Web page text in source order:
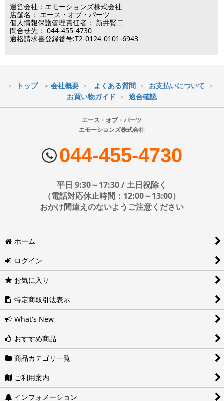
※最短到着をご希望の場合、時間指定不可の地域があります。
※配送業者の状況により荷物に遅延が生じる場合もございますので
ヤマト運輸・佐川急便・日本郵便・西濃運輸を使用しております。
配送会社はお選びいただけません。
時間指定は下記の通りです。
日時指定は4日後以降の指定となります。それ以前の日時指定をご希
望の場合は備考欄に記入をお願いします。
■地域ごとの最短配達日時について
い。
ヤマト運輸サービスレベル一覧表(PDF)
西濃運輸サービスレベル一覧表(PDF)
営業時間：09:30～17:30
（電話対応休止時間：12:00～13:00）
土日祝日は出荷業務のみ行います。
土日祝日は電話・メールのお問い合わせ返信は
運営会社：エモーションズ株式会社
店舗名： エース・オブ・パーツ
個人情報保護管理責任者： 新井賢二
問合せ先： 044-455-4730
適格請求書登録番号:T2-0124-0101-6943
トップ 会社概要 よくある質問
お支払いについて
お買い物ガイド
適合確認
エース・オブ・パーツ
エモーションズ株式会社
044-455-4730
平日 9:30～17:30 / 土日祝除く
（電話対応休止時間：12:00～13:00）
おかけ間違えのないようご注意ください
ホーム
ログイン
お気に入り
特定商取引法表示
What's New
おすすめ商品
商品カテゴリ一覧
ご利用案内
インフォメーション